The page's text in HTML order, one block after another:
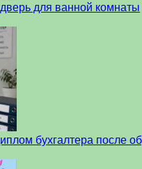
для ванной комнаты
бухгалтера после